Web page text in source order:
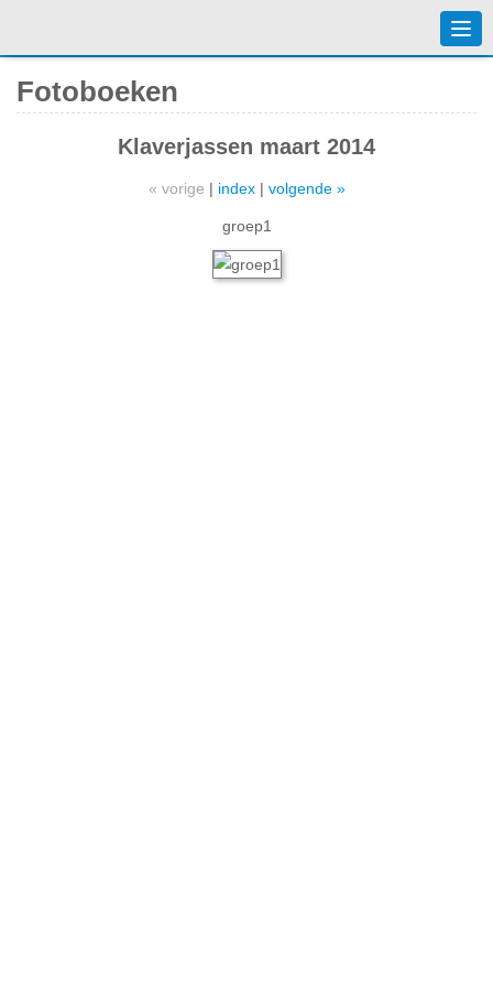
Fotoboeken
Klaverjassen maart 2014
« vorige | index| volgende »
groep1